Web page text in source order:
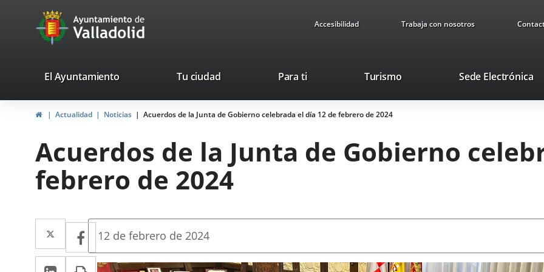
Portal
Web
Ayuntamiento
de
Accesibilidad Trabaja con nosotros
valladolid.es
El Ayuntamiento Tu ciudad Para ti TurismoThis
will
pop-
Sede Electrónica
HomeActualidad Noticias Acuerdos de la Junta de Gobierno celebrada el día 12 de febrero de 2024
Acuerdos de la Junta de Gobierno
febrero de 2024
Twitter
Enlace
a
Facebook
Enlace
a
Linkedin
EnlacePrint
Fecha
la
noticia
12 de febrero de 2024